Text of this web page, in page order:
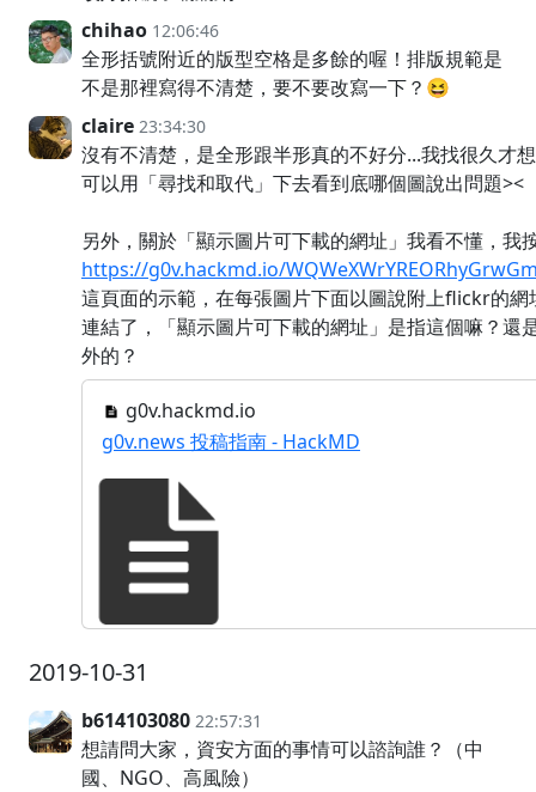
chihao 12:06:46
全形括號附近的版型空格是多餘的喔！排版規範是
不是那裡寫得不清楚，要不要改寫一下？😆
claire 23:34:30
沒有不清楚，是全形跟半形真的不好分...我找很久才
可以用「尋找和取代」下去看到底哪個圖說出問題><
另外，關於「顯示圖片可下載的網址」我看不懂，我
https://g0v.hackmd.io/
這頁面的示範，在每張圖片下面以圖說附上flickr的網
連結了，「顯示圖片可下載的網址」是指這個嘛？還
外的？
g0v.hackmd.io
g0v.news 投稿指南 - HackMD
2019-10-31
b614103080 22:57:31
想請問大家，資安方面的事情可以諮詢誰？（中
國、NGO、高風險）